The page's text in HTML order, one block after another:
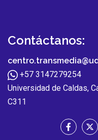
Contáctanos:
+57 3147279254
Universidad de Caldas,
C311